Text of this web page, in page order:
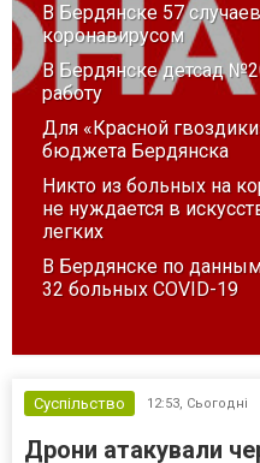
В Бердянске 57
коронавирусом
В Бердянске детсад
работу
Для «Красной
бюджета Бердянска
Никто из больных на
не нуждается в
легких
В Бердянске по
32 больных COVID-19
Суспільство 12:53, Сьогодні
Дрони атакували